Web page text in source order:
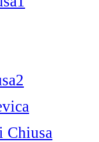
Chiusa